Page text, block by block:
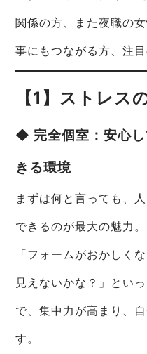
関係の方、また夜職の
事にもつながる方、注
【1】ストレス
◆ 完全個室：安心し
きる環境
まずは何と言っても、
できるのが最大の魅力。
「フォームがおかしく
見えないかな？」とい
で、集中力が高まり、
す。